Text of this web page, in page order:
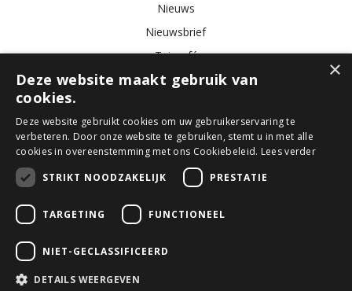
Nieuws
Nieuwsbrief
Tuincafé
Vacatures
Tuincentrum Bloemist Kamerplanten Kunstbloemen
Buitenplanten
Tuinmeubelen
© GroenRijk Den Bosch
Tuincentrum Overzicht
×
Deze website maakt gebruik van
cookies.
Deze website gebruikt cookies om uw gebruikerservaring te
verbeteren. Door onze website te gebruiken, stemt u in met alle
cookies in overeenstemming met ons Cookiebeleid. Lees verder
STRIKT NOODZAKELIJK
PRESTATIE
TARGETING FUNCTIONEEL
NIET-GECLASSIFICEERD
DETAILS WEERGEVEN